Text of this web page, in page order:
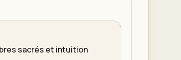
sacrés et intuition